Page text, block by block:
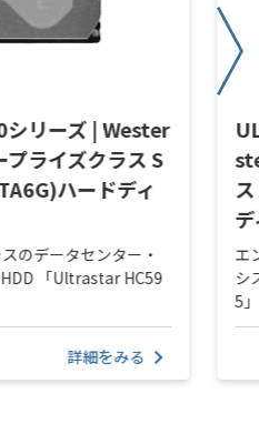
リーズ | Wester
ライズクラス S
ハードディ
のデータセンター・
「Ultrastar HC59
詳細をみる
エ
シ
5